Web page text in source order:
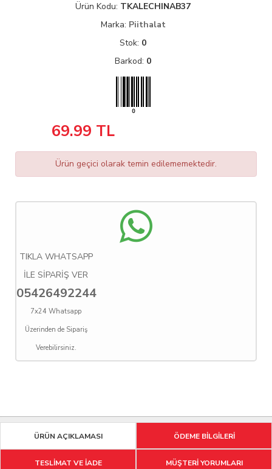
Ürün Kodu: TKALECHINAB37
Marka: Piithalat
Stok: 0
Barkod: 0
69.99 TL
Ürün geçici olarak temin edilememektedir.
TIKLA WHATSAPP
İLE SİPARİŞ VER
05426492244
7x24 Whatsapp
Üzerinden de Sipariş
Verebilirsiniz.
ÜRÜN AÇIKLAMASI ÖDEME BİLGİLERİ
TESLİMAT VE İADE MÜŞTERİ YORUMLARI